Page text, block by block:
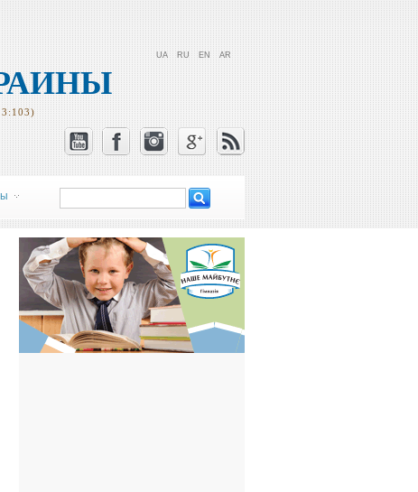
UA RU EN AR
Форма поиска